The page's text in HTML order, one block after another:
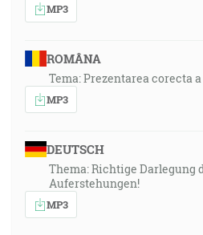
MP3
ROMÂNA
Tema: Prezentarea corecta
MP3
DEUTSCH
Thema: Richtige Darlegung
Auferstehungen!
MP3